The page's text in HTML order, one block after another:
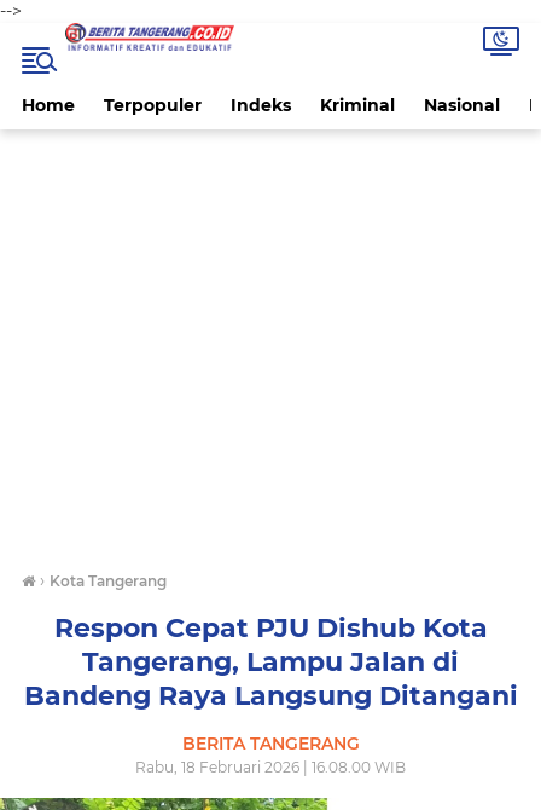
-->
Home Terpopuler Indeks Kriminal Nasional
› Kota Tangerang
Respon Cepat PJU Dishub Kota
Tangerang, Lampu Jalan di
Bandeng Raya Langsung Ditangani
BERITA TANGERANG
Rabu, 18 Februari 2026 | 16.08.00 WIB